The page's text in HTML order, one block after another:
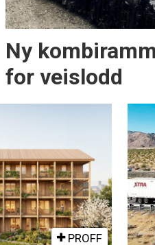
Ny
for veislodd
PROFF